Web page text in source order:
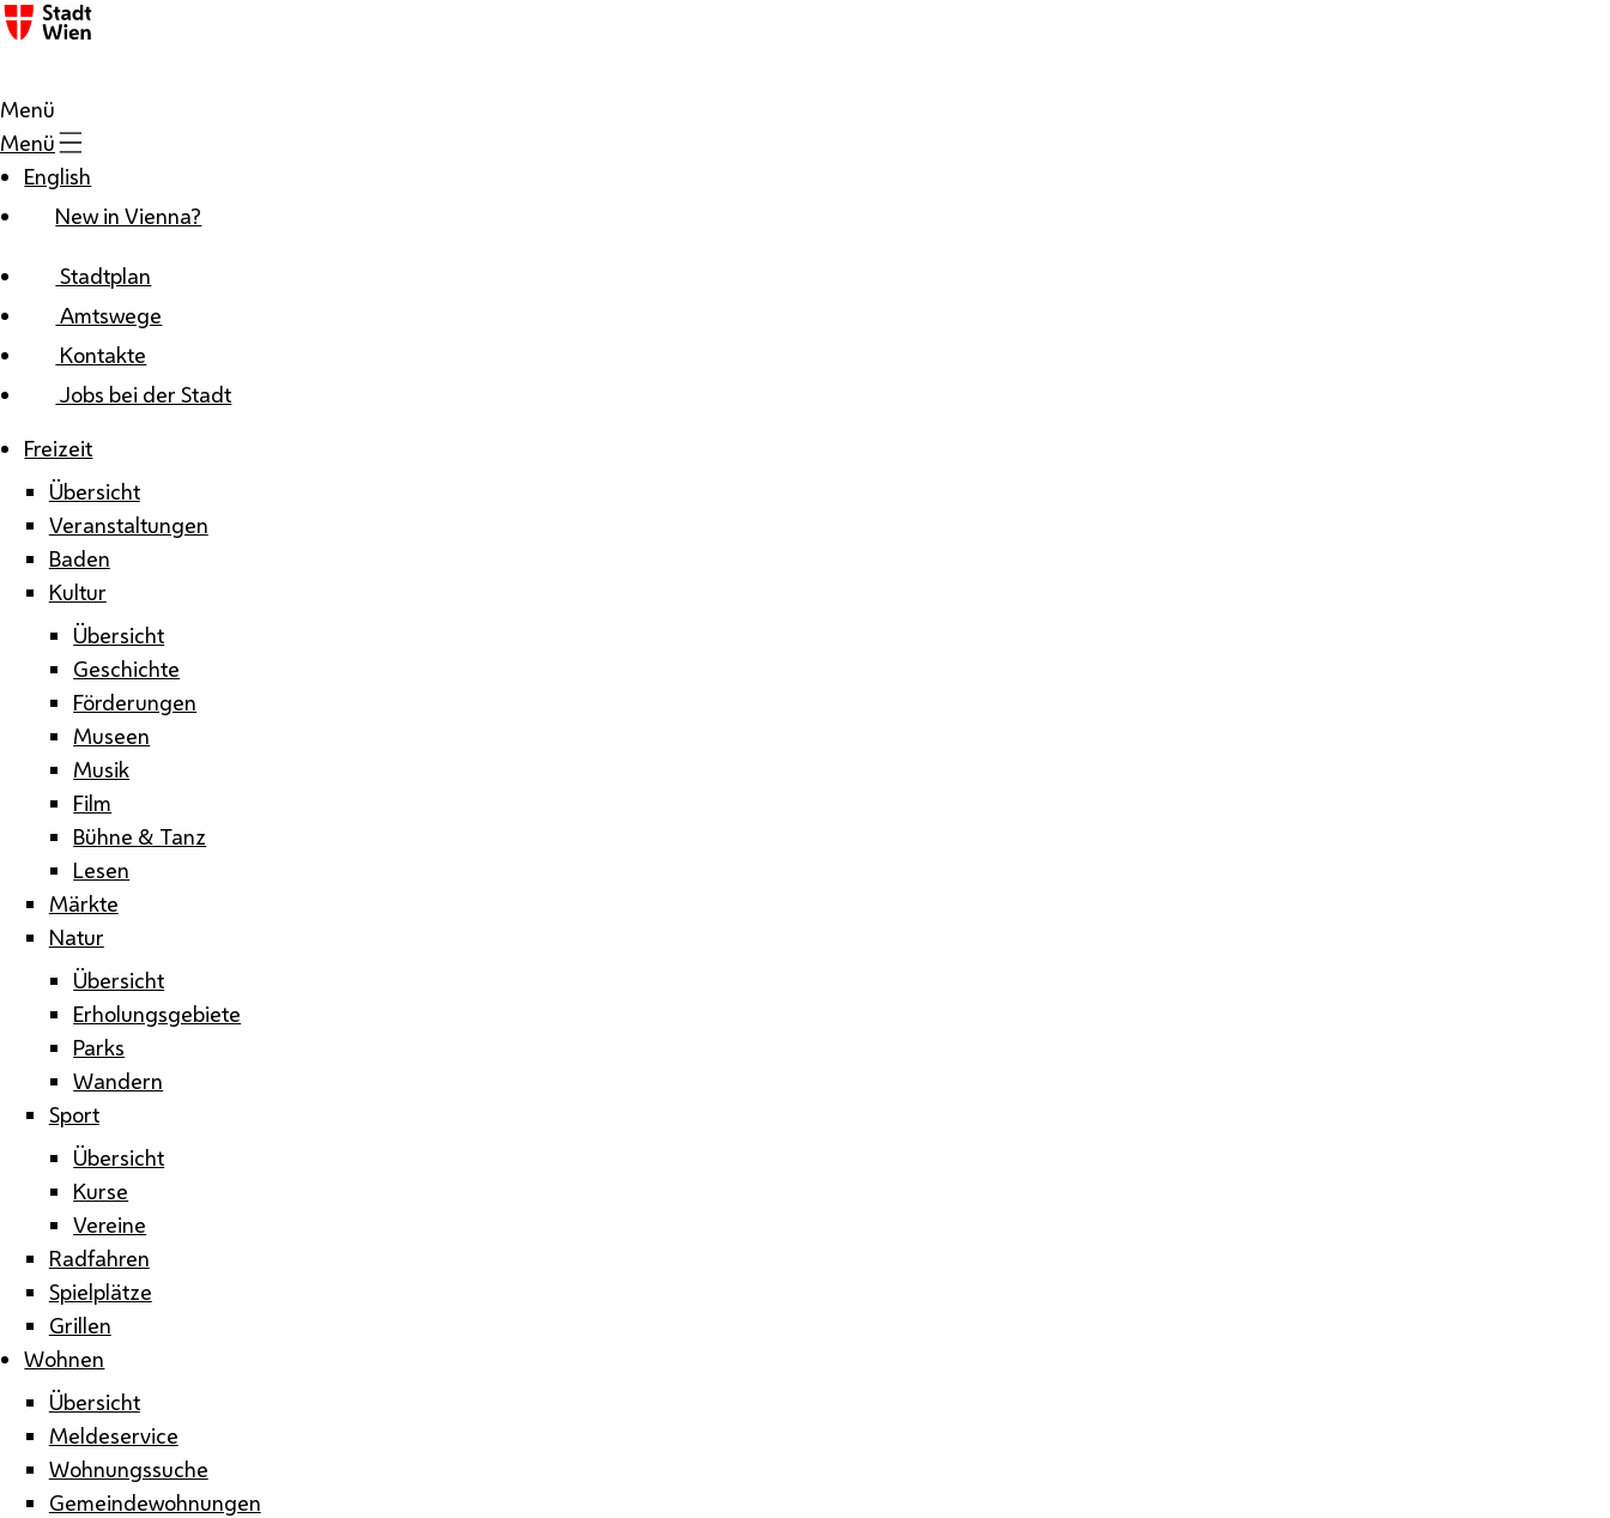
Zum Inhalt
Menü
Menü
English
New in Vienna?
Stadtplan
Amtswege
Kontakte
Jobs bei der Stadt
Freizeit
Übersicht
Veranstaltungen
Baden
Kultur
Übersicht
Geschichte
Förderungen
Museen
Musik
Film
Bühne & Tanz
Lesen
Märkte
Natur
Übersicht
Erholungsgebiete
Parks
Wandern
Sport
Übersicht
Kurse
Vereine
Radfahren
Spielplätze
Grillen
Wohnen
Übersicht
Meldeservice
Wohnungssuche
Gemeindewohnungen